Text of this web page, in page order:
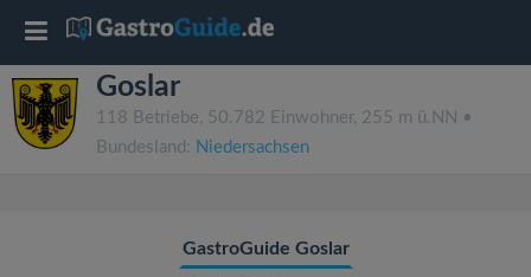
Goslar
118 Betriebe, 50.782 Einwohner, 255 m ü.NN •
Bundesland: Niedersachsen
GastroGuide Goslar
T
o
g